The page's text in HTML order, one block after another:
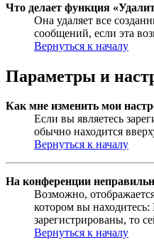
Что делает функция
Она удаляет все
сообщений, если эта
Вернуться к началу
Параметры и
Как мне изменить мои
Если вы являетесь
обычно находится
Вернуться к началу
На конференции
Возможно,
котором вы
зарегистрированы, то
Вернуться к началу